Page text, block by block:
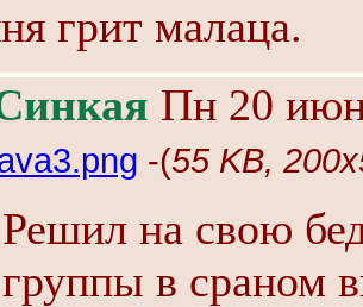
грит малаца.
Пн 20
-(55 KB,
Решил на свою
группы в сраном